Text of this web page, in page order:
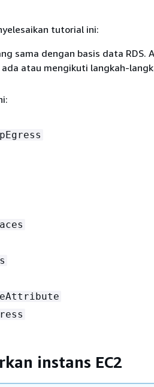
tutorial ini:
sama dengan basis data RDS.
atau mengikuti langkah-
instans EC2